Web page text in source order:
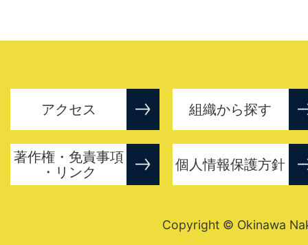
アクセス 組織から探す
著作権・免責事項
・リンク
個人情報保護方針
Copyright © Okinawa